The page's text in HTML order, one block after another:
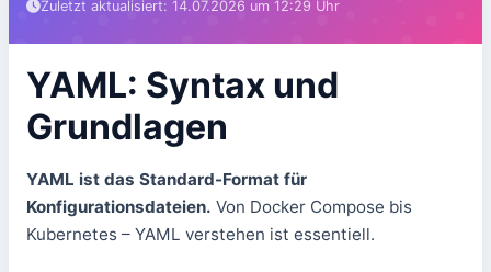
Zuletzt aktualisiert: 14.07.2026 um 12:29 Uhr
YAML: Syntax und
Grundlagen
YAML ist das Standard-Format für
Konfigurationsdateien. Von Docker Compose bis
Kubernetes – YAML verstehen ist essentiell.